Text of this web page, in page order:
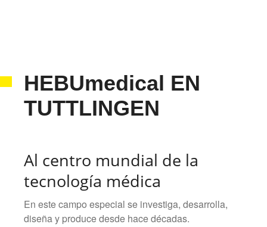
HEBUmedical EN
TUTTLINGEN
Al centro mundial de la
tecnología médica
En este campo especial se investiga, desarrolla,
diseña y produce desde hace décadas.